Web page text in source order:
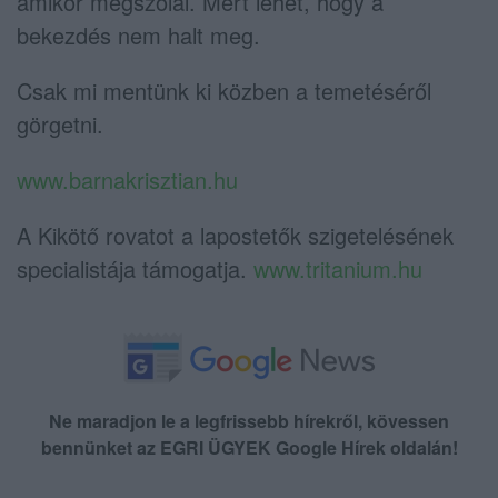
bekezdés nem halt meg.
Csak mi mentünk ki közben a temetéséről
görgetni.
www.barnakrisztian.hu
A Kikötő rovatot a lapostetők szigetelésének
specialistája támogatja. www.tritanium.hu
Ne maradjon le a legfrissebb hírekről, kövessen
bennünket az EGRI ÜGYEK Google Hírek oldalán!